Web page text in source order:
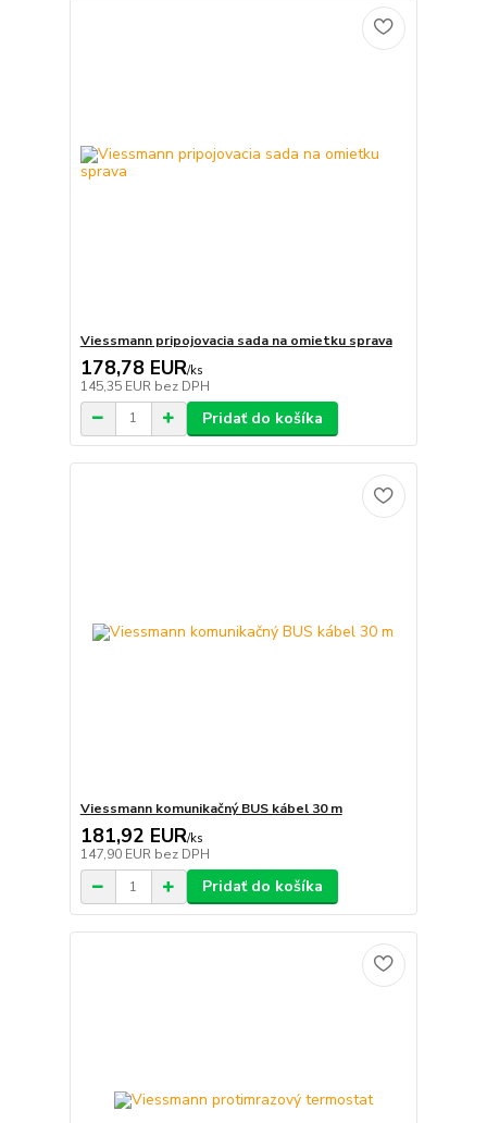
Viessmann pripojovacia sada na omietku sprava
178,78 EUR/ks
145,35 EUR bez DPH
Pridať do košíka
Viessmann komunikačný BUS kábel 30 m
181,92 EUR/ks
147,90 EUR bez DPH
Pridať do košíka